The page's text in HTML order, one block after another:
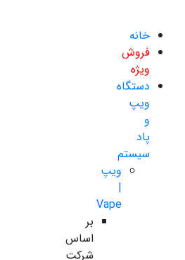
خانه
فروش
ویژه
دستگاه
ویپ
و
پاد
سیستم
ویپ
|
Vape
بر
اساس
شرکت